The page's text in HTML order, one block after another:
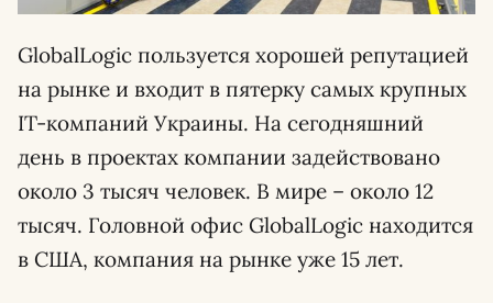
GlobalLogiс пользуется хорошей репутацией
на рынке и входит в пятерку самых крупных
IT-компаний Украины. На сегодняшний
день в проектах компании задействовано
около 3 тысяч человек. В мире – около 12
тысяч. Головной офис GlobalLogic находится
в США, компания на рынке уже 15 лет.